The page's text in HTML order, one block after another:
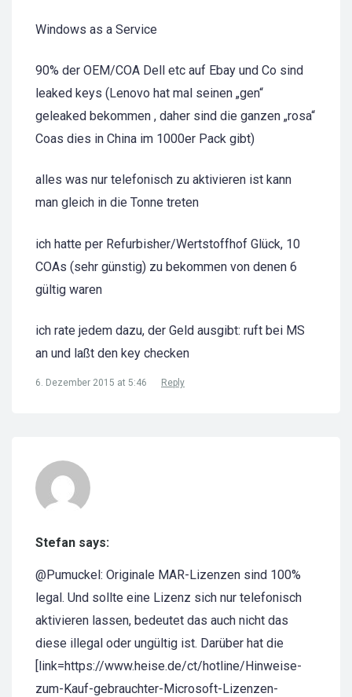
Windows as a Service
90% der OEM/COA Dell etc auf Ebay und Co sind
leaked keys (Lenovo hat mal seinen „gen“
geleaked bekommen , daher sind die ganzen „rosa“
Coas dies in China im 1000er Pack gibt)
alles was nur telefonisch zu aktivieren ist kann
man gleich in die Tonne treten
ich hatte per Refurbisher/Wertstoffhof Glück, 10
COAs (sehr günstig) zu bekommen von denen 6
gültig waren
ich rate jedem dazu, der Geld ausgibt: ruft bei MS
an und laßt den key checken
6. Dezember 2015 at 5:46 Reply
Stefan says:
@Pumuckel: Originale MAR-Lizenzen sind 100%
legal. Und sollte eine Lizenz sich nur telefonisch
aktivieren lassen, bedeutet das auch nicht das
diese illegal oder ungültig ist. Darüber hat die
[link=https://www.heise.de/ct/hotline/Hinweise-
zum-Kauf-gebrauchter-Microsoft-Lizenzen-